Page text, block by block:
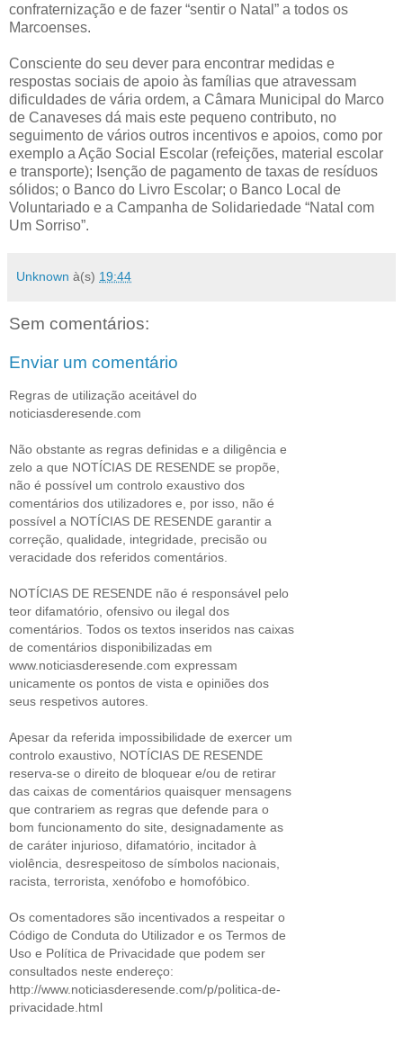
confraternização e de fazer “sentir o Natal” a todos os
Marcoenses.
Consciente do seu dever para encontrar medidas e
respostas sociais de apoio às famílias que atravessam
dificuldades de vária ordem, a Câmara Municipal do Marco
de Canaveses dá mais este pequeno contributo, no
seguimento de vários outros incentivos e apoios, como por
exemplo a Ação Social Escolar (refeições, material escolar
e transporte); Isenção de pagamento de taxas de resíduos
sólidos; o Banco do Livro Escolar; o Banco Local de
Voluntariado e a Campanha de Solidariedade “Natal com
Um Sorriso”.
Unknown à(s) 19:44
Sem comentários:
Enviar um comentário
Regras de utilização aceitável do
noticiasderesende.com
Não obstante as regras definidas e a diligência e
zelo a que NOTÍCIAS DE RESENDE se propõe,
não é possível um controlo exaustivo dos
comentários dos utilizadores e, por isso, não é
possível a NOTÍCIAS DE RESENDE garantir a
correção, qualidade, integridade, precisão ou
veracidade dos referidos comentários.
NOTÍCIAS DE RESENDE não é responsável pelo
teor difamatório, ofensivo ou ilegal dos
comentários. Todos os textos inseridos nas caixas
de comentários disponibilizadas em
www.noticiasderesende.com expressam
unicamente os pontos de vista e opiniões dos
seus respetivos autores.
Apesar da referida impossibilidade de exercer um
controlo exaustivo, NOTÍCIAS DE RESENDE
reserva-se o direito de bloquear e/ou de retirar
das caixas de comentários quaisquer mensagens
que contrariem as regras que defende para o
bom funcionamento do site, designadamente as
de caráter injurioso, difamatório, incitador à
violência, desrespeitoso de símbolos nacionais,
racista, terrorista, xenófobo e homofóbico.
Os comentadores são incentivados a respeitar o
Código de Conduta do Utilizador e os Termos de
Uso e Política de Privacidade que podem ser
consultados neste endereço:
http://www.noticiasderesende.com/p/politica-de-
privacidade.html